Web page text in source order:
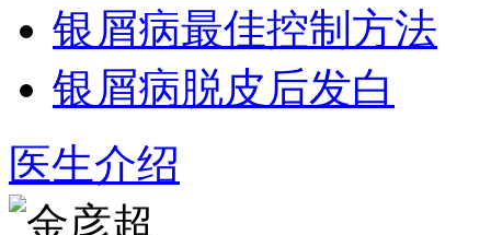
银屑病最佳控制方法
银屑病脱皮后发白
医生介绍